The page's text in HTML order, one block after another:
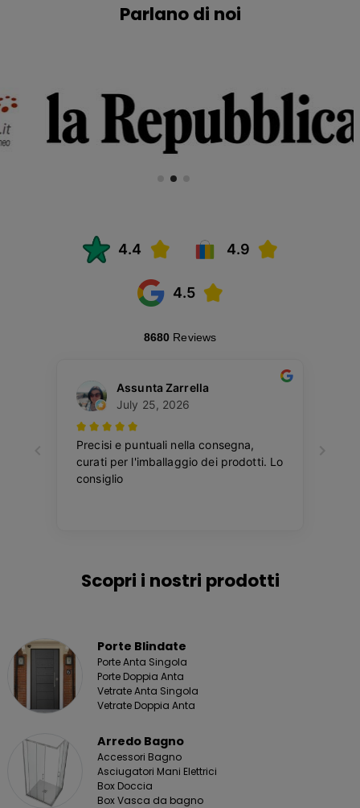
Parlano di noi
Scopri i nostri prodotti
Porte Blindate
Porte Anta Singola
Porte Doppia Anta
Vetrate Anta Singola
Vetrate Doppia Anta
Arredo Bagno
Accessori Bagno
Asciugatori Mani Elettrici
Box Doccia
Box Vasca da bagno